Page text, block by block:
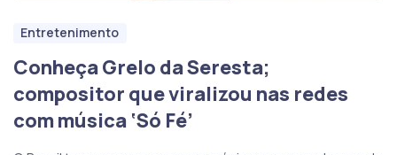
Entretenimento
Conheça Grelo da Seresta;
compositor que viralizou nas redes
com música ‘Só Fé’